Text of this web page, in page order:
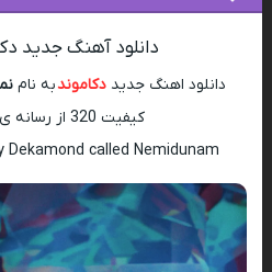
دانلود آهنگ جدید
دانلود اهنگ جدیددکاموندبه نام
کیفیت 320 از رسانه ی
Dekamond called Nemidunam